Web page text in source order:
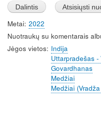
Metai 2022
Nuotraukų su komentarais
Jėgos vietos Indija
Uttarpradešas
Govardhanas
Medžiai
Medžiai